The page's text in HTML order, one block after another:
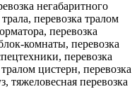
негабаритного
перевозка тралом
перевозка
комнаты, перевозка
перевозка
цистерн, перевозка
тяжеловесная перевозка